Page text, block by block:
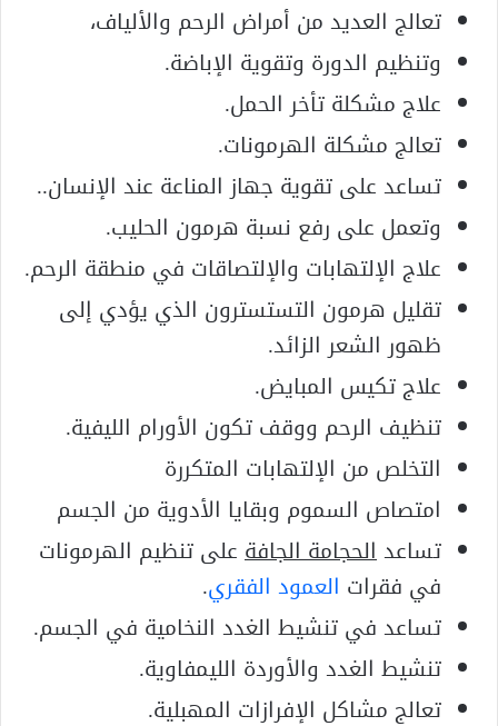
تعالج العديد من أمراض الرحم والألياف،
وتنظيم الدورة وتقوية الإباضة.
علاج مشكلة تأخر الحمل.
تعالج مشكلة الهرمونات.
تساعد على تقوية جهاز المناعة عند الإنسان..
وتعمل على رفع نسبة هرمون الحليب.
علاج الإلتهابات والإلتصاقات في منطقة الرحم.
تقليل هرمون التستسترون الذي يؤدي إلى
ظهور الشعر الزائد.
علاج تكيس المبايض.
تنظيف الرحم ووقف تكون الأورام الليفية.
التخلص من الإلتهابات المتكررة
امتصاص السموم وبقايا الأدوية من الجسم
تساعدالحجامة الجافةعلى تنظيم الهرمونات
في فقرات العمود الفقري.
تساعد في تنشيط الغدد النخامية في الجسم.
تنشيط الغدد والأوردة الليمفاوية.
تعالج مشاكل الإفرازات المهبلية.